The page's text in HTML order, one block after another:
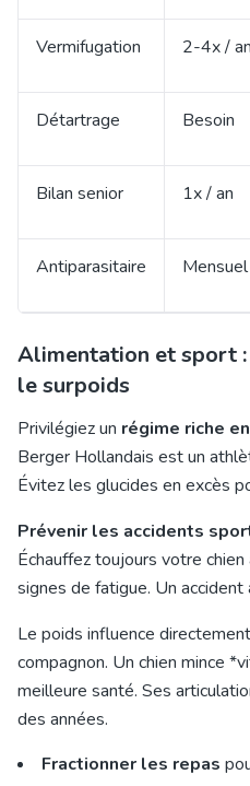
Vermifugation 2-4x / an
Détartrage Besoin
Bilan senior 1x / an
Antiparasitaire Mensuel
Alimentation et sport
le surpoids
Privilégiez un régime riche
Berger Hollandais est un
Évitez les glucides en excès
Prévenir les accidents
Échauffez toujours votre
signes de fatigue. Un
Le poids influence
compagnon. Un chien mince
meilleure santé. Ses
des années.
Fractionner les repas